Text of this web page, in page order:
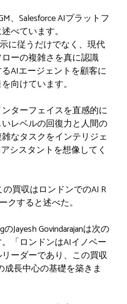
、Salesforce AIプラットフ
べています。
示に従うだけでなく、現代
ーの複雑さを真に認識
AIエージェントを顧客に
向けています。
ンターフェイスを直感的に
レベルの回復力と人間の
なタスクをインテリジェ
シスタントを想像してく
の買収はロンドンでのAI R
クすると述べた。
のJayesh Govindarajanは次の
「ロンドンはAIイノベー
ーダーであり、この買収
成長中心の基礎を築きま